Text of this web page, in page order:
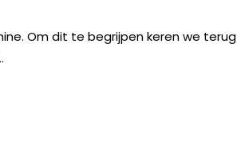
Om dit te begrijpen keren we terug